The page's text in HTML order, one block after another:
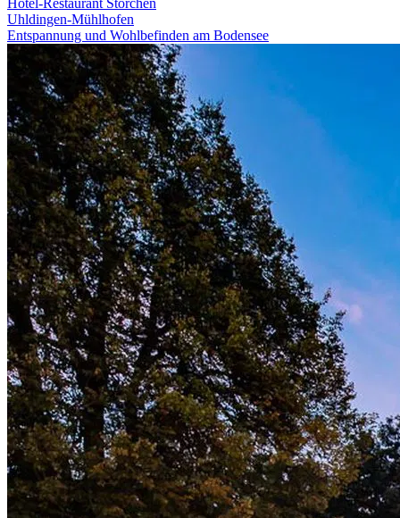
Hotel-Restaurant Storchen
Uhldingen-Mühlhofen
Entspannung und Wohlbefinden am Bodensee